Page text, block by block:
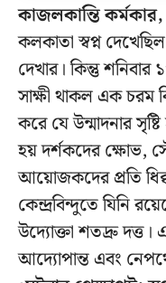
কাজলকান্তি
কলকাতা স্বপ্ন
দেখার। কিন্তু শনিবার
সাক্ষী থাকল এক চরম
করে যে উন্মাদনার
হয় দর্শকদের ক্ষোভ,
আয়োজকদের প্রতি
কেন্দ্রবিন্দুতে যিনি
উদ্যোক্তা শতদ্রু দত্ত।
আদ্যোপান্ত এবং